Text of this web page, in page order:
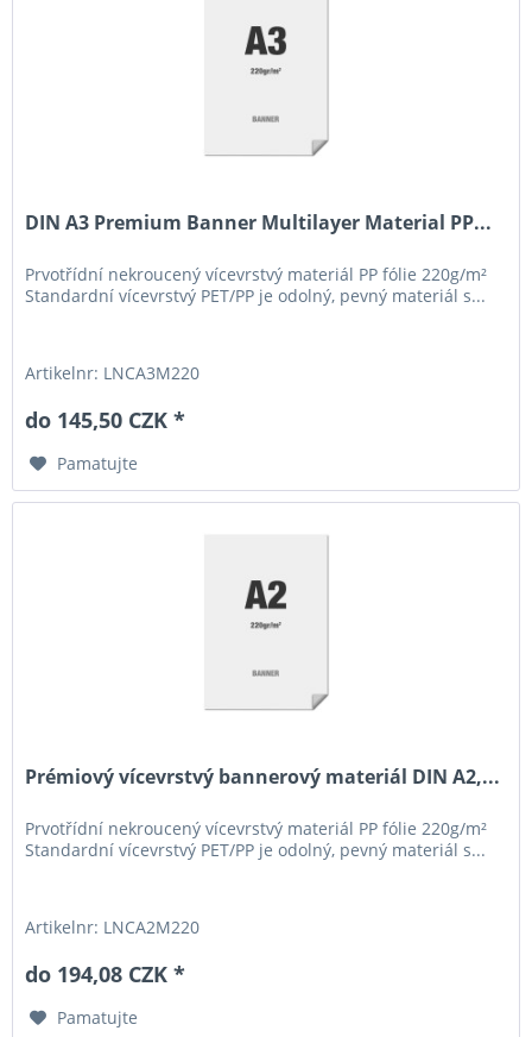
DIN A3 Premium Banner Multilayer Material PP...
Prvotřídní nekroucený vícevrstvý materiál PP fólie 220g/m²
Standardní vícevrstvý PET/PP je odolný, pevný materiál s...
Artikelnr: LNCA3M220
do 145,50 CZK *
Pamatujte
Prémiový vícevrstvý bannerový materiál DIN A2,...
Prvotřídní nekroucený vícevrstvý materiál PP fólie 220g/m²
Standardní vícevrstvý PET/PP je odolný, pevný materiál s...
Artikelnr: LNCA2M220
do 194,08 CZK *
Pamatujte